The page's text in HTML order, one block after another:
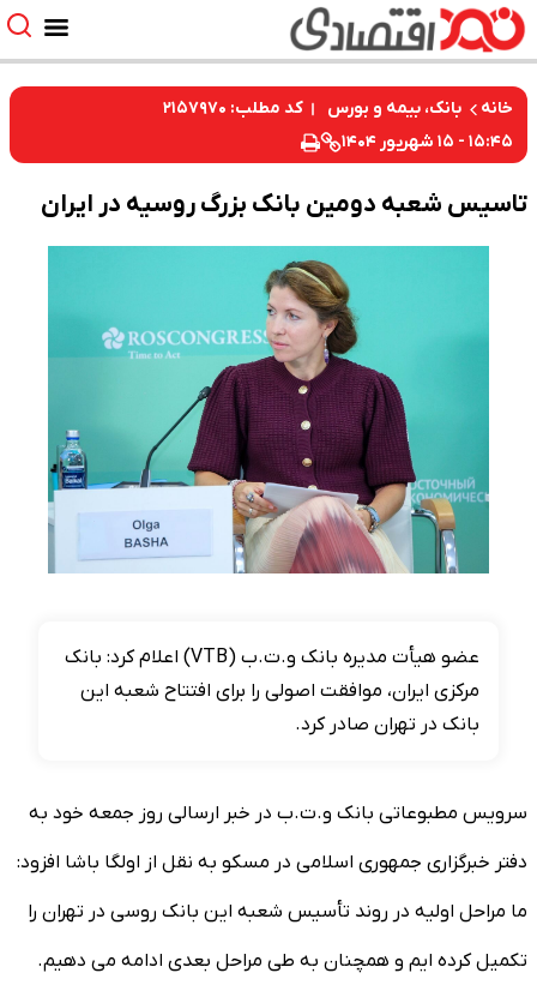
خانه بانک، بیمه و بورس
کد مطلب: ۲۱۵۷۹۷۰
۱۵:۴۵ - ۱۵ شهریور ۱۴۰۴
تاسیس شعبه دومین بانک بزرگ روسیه در ایران
عضو هیأت مدیره بانک و.ت.ب (VTB) اعلام کرد: بانک
مرکزی ایران، موافقت اصولی را برای افتتاح شعبه این
بانک در تهران صادر کرد.
سرویس مطبوعاتی بانک و.ت.ب در خبر ارسالی روز جمعه خود به
دفتر خبرگزاری جمهوری اسلامی در مسکو به نقل از اولگا باشا افزود:
ما مراحل اولیه در روند تأسیس شعبه این بانک روسی در تهران را
تکمیل کرده ایم و همچنان به طی مراحل بعدی ادامه می دهیم.